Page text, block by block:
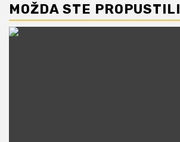
MOŽDA STE PROPUSTILI